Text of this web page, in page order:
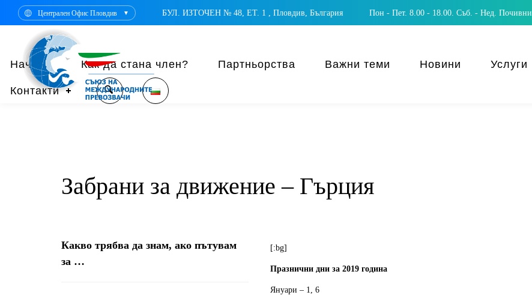
Централен Офис Пловдив ▼ БУЛ. ИЗТОЧЕН № 48, ЕТ. 1 , Пловдив, България Пон - Пет. 8.00 - 18.00. Съб. - Нед. Почивни
Начало Как да стана член? Партньорства Важни теми Новини Услуги
Контакти
Забрани за движение – Гърция
Какво трябва да знам, ако пътувам
за …
[:bg]
Празнични дни за 2019 година
Януари – 1, 6